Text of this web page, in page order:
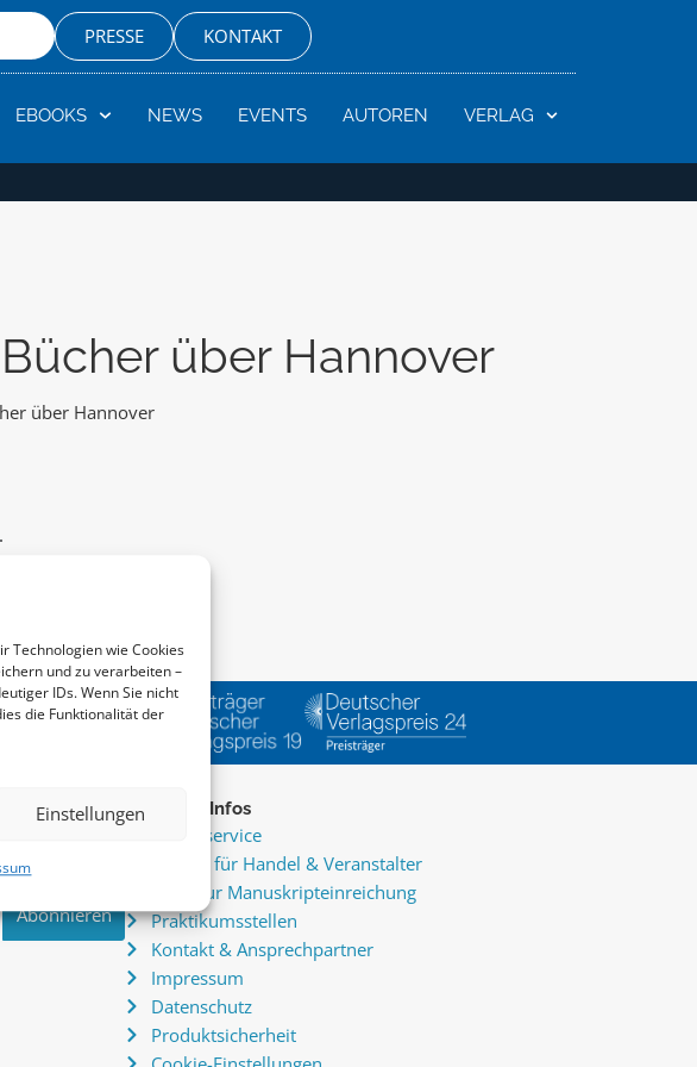
Technologien wie Cookies
und zu verarbeiten –
IDs. Wenn Sie nicht
die Funktionalität der
Einstellungen
PRESSE KONTAKT
EBOOKS NEWS EVENTS AUTOREN VERLAG
über Hannover
über Hannover
im zu
Service & Infos
Presseservice
Service für Handel & Veranstalter
Infos zur Manuskripteinreichung
Praktikumsstellen
Kontakt & Ansprechpartner
Impressum
Datenschutz
Produktsicherheit